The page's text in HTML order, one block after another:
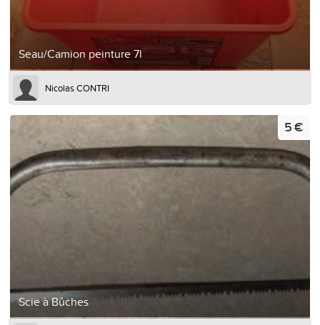
Seau/Camion peinture 7l
Nicolas CONTRI
Scie à Bûches
5 €